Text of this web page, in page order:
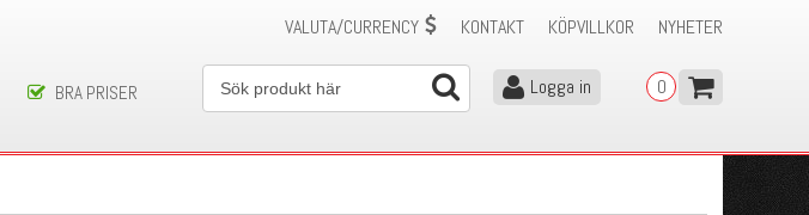
NYHETER
KÖPVILLKOR
KONTAKT
VALUTA/CURRENCY
BRA PRISER 0
Logga in